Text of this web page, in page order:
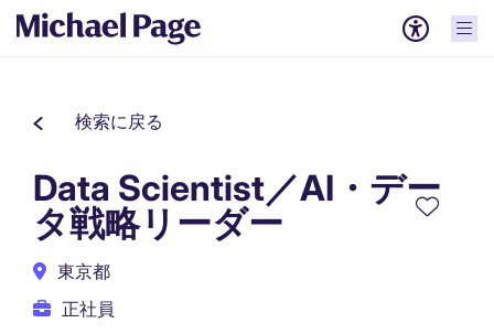
検索に戻る
Data Scientist／AI・デー
タ戦略リーダー
東京都
正社員